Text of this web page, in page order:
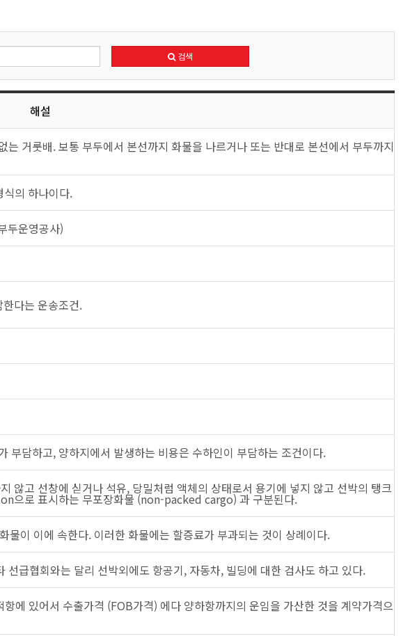
검색
해설
거룻배. 보통 부두에서 본선까지 화물을 나르거나 또는 반대로 본선에서 부두까지
의 하나이다.
운영공사)
다는 운송조건.
담하고, 양하지에서 발생하는 비용은 수하인이 부담하는 조건이다.
않고 선창에 싣거나 석유, 당밀처럼 액체의 상태로서 용기에 넣지 않고 선박의 탱크
으로 표시하는 무포장화물 (non-packed cargo) 과 구분된다.
이 이에 속한다. 이러한 화물에는 할증료가 부과되는 것이 상례이다.
급협회와는 달리 선박외에도 항공기, 자동차, 빌딩에 대한 검사도 하고 있다.
에 있어서 수출가격 (FOB가격) 에다 양하항까지의 운임을 가산한 것을 계약가격으